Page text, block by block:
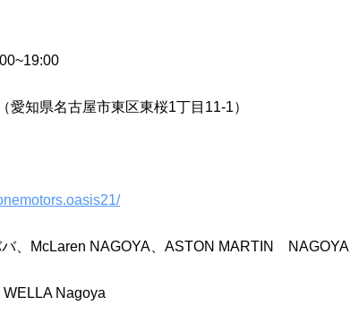
知県名古屋市東区東桜1丁目11-1）
、McLaren NAGOYA、ASTON MARTIN NAGOYA
Nagoya